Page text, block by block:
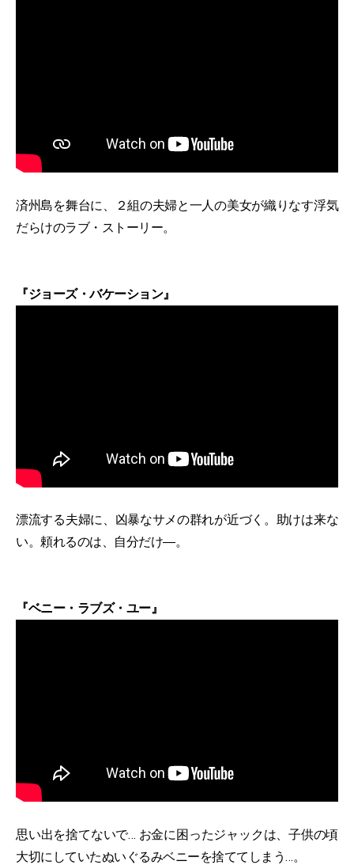
済州島を舞台に、２組の夫婦と一人の美女が織りなす浮気
だらけのラブ・ストーリー。
『ジョーズ・バケーション』
漂流する夫婦に、凶暴なサメの群れが近づく。助けは来な
い。頼れるのは、自分だけ―。
『ベニー・ラブズ・ユー』
思い出を捨てないで… お金に困ったジャックは、子供の頃
大切にしていたぬいぐるみベニーを捨ててしまう…。